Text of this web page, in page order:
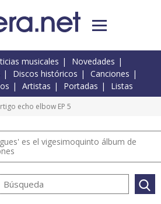
musicales
Novedades
Discos históricos
Canciones
Artistas Portadas Listas
echo elbow EP 5
es el vigesimoquinto álbum de